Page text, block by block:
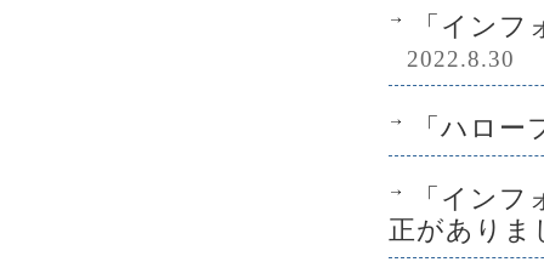
「イン
2022.8.30
「ハロ
「イン
正がありま